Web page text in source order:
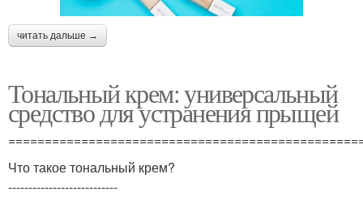
читать дальше →
Тональный крем: универсальный
средство для устранения прыщей
Что такое тональный крем?
---------------------------